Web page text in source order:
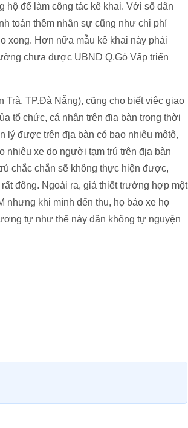
hộ để làm công tác kê khai. Với số dân
toán thêm nhân sự cũng như chi phí
xong. Hơn nữa mẫu kê khai này phải
chưa được UBND Q.Gò Vấp triển
Trà, TP.Đà Nẵng), cũng cho biết việc giao
tổ chức, cá nhân trên địa bàn trong thời
lý được trên địa bàn có bao nhiêu môtô,
xe do người tạm trú trên địa bàn
chắc chắn sẽ không thực hiện được,
đông. Ngoài ra, giả thiết trường hợp một
nhưng khi mình đến thu, họ bảo xe họ
tự như thế này dân không tự nguyện